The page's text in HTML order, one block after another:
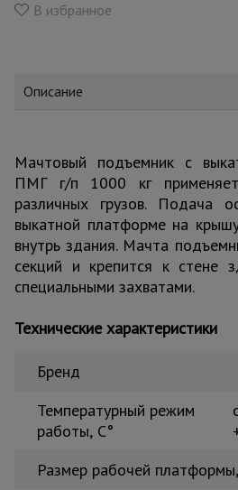
Тепловые
В избранное
Описание
Мачтовый подъемник с
ПМГ г/п 1000 кг
различных грузов. Подача
выкатной платформе на
внутрь здания. Мачта
секций и крепится к стене
специальными захватами.
Технические характеристики
Бренд
Температурный режим
работы, C°
Размер рабочей